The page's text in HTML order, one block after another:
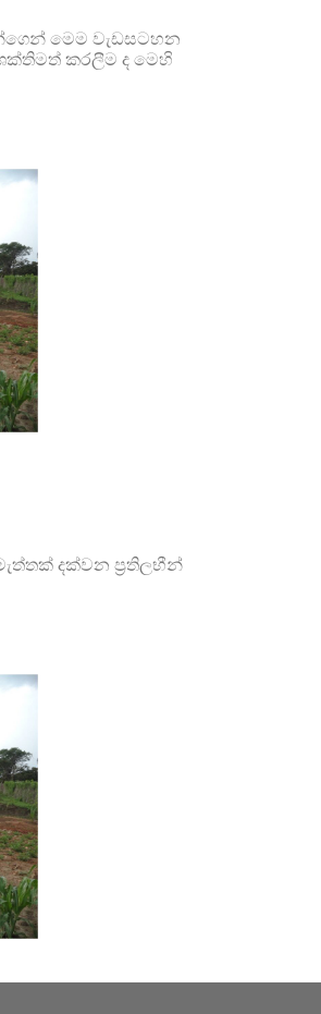
මෙම වැඩසටහන
කරලීම ද මෙහි
දක්වන ප්‍රතිලභීන්